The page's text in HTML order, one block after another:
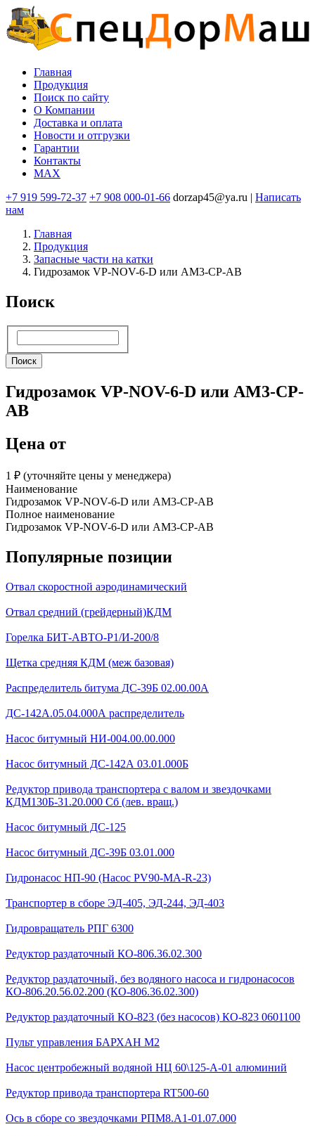
Перейти
к
основному
содержанию
Основная
навигация
Главная
Продукция
Поиск по сайту
O Компании
Доставка и оплата
Новости и отгрузки
Гарантии
Контакты
MAX
+7 919 599-72-37 +7 908 000-01-66 dorzap45@ya.ru | Написать
нам
Главная
Продукция
Запасные части на катки
Гидрозамок VP-NOV-6-D или AM3-CP-AB
Поиск
Поиск
Гидрозамок VP-NOV-6-D или AM3-CP-
AB
Цена от
1 ₽︁ (уточняйте цены у менеджера)
Наименование
Гидрозамок VP-NOV-6-D или AM3-CP-AB
Полное наименование
Гидрозамок VP-NOV-6-D или AM3-CP-AB
Популярные позиции
Отвал скоростной аэродинамический
Отвал средний (грейдерный)КДМ
Горелка БИТ-АВТО-Р1/И-200/8
Щетка средняя КДМ (меж базовая)
Распределитель битума ДС-39Б 02.00.00А
ДС-142А.05.04.000А распределитель
Насос битумный НИ-004.00.00.000
Насос битумный ДС-142А 03.01.000Б
Редуктор привода транспортера с валом и звездочками
КДМ130Б-31.20.000 Сб (лев. вращ.)
Насос битумный ДС-125
Насос битумный ДС-39Б 03.01.000
Гидронасос НП-90 (Насос PV90-MA-R-23)
Транспортер в сборе ЭД-405, ЭД-244, ЭД-403
Гидровращатель РПГ 6300
Редуктор раздаточный КО-806.36.02.300
Редуктор раздаточный, без водяного насоса и гидронасосов
КО-806.20.56.02.200 (КО-806.36.02.300)
Редуктор раздаточный КО-823 (без насосов) КО-823 0601100
Пульт управления БАРХАН М2
Насос центробежный водяной НЦ 60\125-А-01 алюминий
Редуктор привода транспортера RT500-60
Ось в сборе со звездочками РПМ8.А1-01.07.000